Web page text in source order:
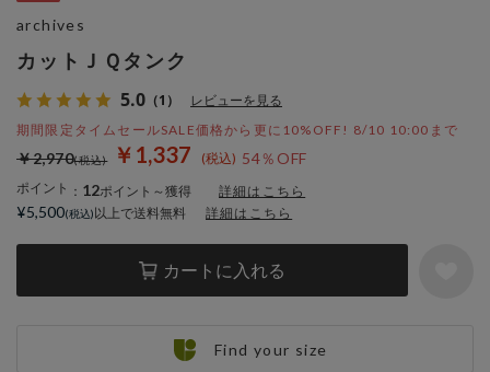
カットＪＱタンク
5.0 （1） レビューを見る
期間限定タイムセールSALE価格から更に10%OFF! 8/10 10:00まで
￥1,337 54％OFF
￥2,970
ポイント ： 12ポイント～獲得 詳細はこちら
カートに入れる
archives
¥5,500 以上で送料無料 詳細はこちら
Find your size